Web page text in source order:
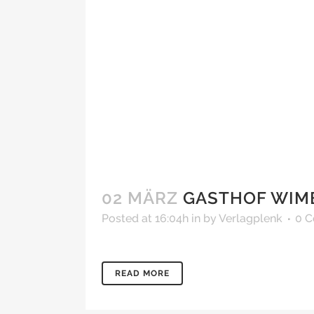
02 MÄRZ GASTHOF
Posted at 16:04h in by Verlagplenk 0
READ MORE